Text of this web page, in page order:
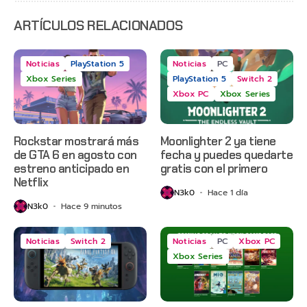
2 y más
ARTÍCULOS RELACIONADOS
Noticias
PlayStation 5
Xbox Series
Rockstar mostrará más
de GTA 6 en agosto con
estreno anticipado en
Netflix
N3k0 Hace 9 minutos
Noticias
PC
PlayStation 5
Switch 2
Xbox PC
Xbox Series
Moonlighter 2 ya tiene
fecha y puedes quedarte
gratis con el primero
N3k0 Hace 1 día
Noticias Switch 2 Noticias PC
Xbox PC
Xbox Series